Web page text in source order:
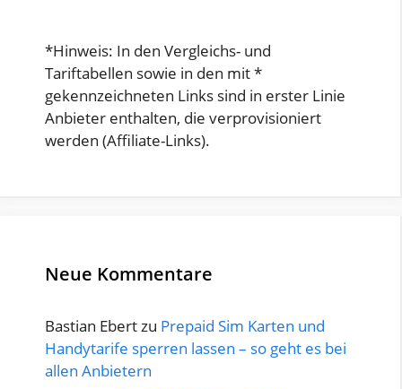
*Hinweis: In den Vergleichs- und
Tariftabellen sowie in den mit *
gekennzeichneten Links sind in erster Linie
Anbieter enthalten, die verprovisioniert
werden (Affiliate-Links).
Neue Kommentare
Bastian Ebertzu Prepaid Sim Karten und
Handytarife sperren lassen – so geht es bei
allen Anbietern